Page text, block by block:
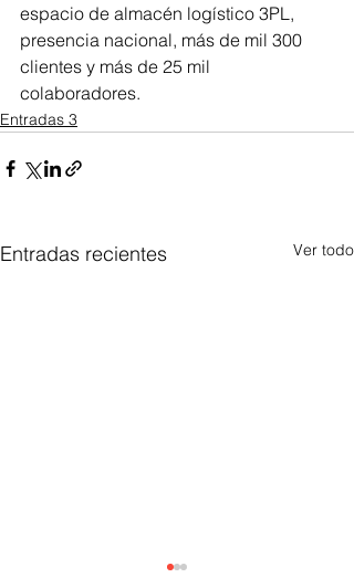
espacio de almacén logístico 3PL,
presencia nacional, más de mil 300
clientes y más de 25 mil
colaboradores.
Entradas 3
Entradas recientes Ver todo